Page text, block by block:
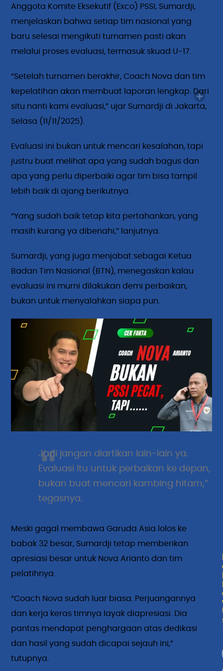
Anggota Komite Eksekutif (Exco) PSSI, Sumardji,
menjelaskan bahwa setiap tim nasional yang
baru selesai mengikuti turnamen pasti akan
melalui proses evaluasi, termasuk skuad U-17.
“Setelah turnamen berakhir, Coach Nova dan tim
kepelatihan akan membuat laporan lengkap. Dari
situ nanti kami evaluasi,” ujar Sumardji di Jakarta,
Selasa (11/11/2025).
Evaluasi ini bukan untuk mencari kesalahan, tapi
justru buat melihat apa yang sudah bagus dan
apa yang perlu diperbaiki agar tim bisa tampil
lebih baik di ajang berikutnya.
“Yang sudah baik tetap kita pertahankan, yang
masih kurang ya dibenahi,” lanjutnya.
Sumardji, yang juga menjabat sebagai Ketua
Badan Tim Nasional (BTN), menegaskan kalau
evaluasi ini murni dilakukan demi perbaikan,
bukan untuk menyalahkan siapa pun.
Jadi jangan diartikan lain-lain ya.
Evaluasi itu untuk perbaikan ke depan,
bukan buat mencari kambing hitam,”
tegasnya.
Meski gagal membawa Garuda Asia lolos ke
babak 32 besar, Sumardji tetap memberikan
apresiasi besar untuk Nova Arianto dan tim
pelatihnya.
“Coach Nova sudah luar biasa. Perjuangannya
dan kerja keras timnya layak diapresiasi. Dia
pantas mendapat penghargaan atas dedikasi
dan hasil yang sudah dicapai sejauh ini,”
tutupnya.